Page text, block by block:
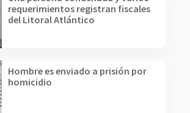
requerimientos registran fiscales
del Litoral Atlántico
Hombre es enviado a prisión por
homicidio